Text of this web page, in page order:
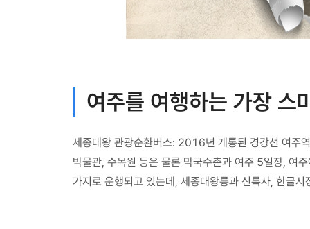
여주를 여행하는 가장 스
세종대왕 관광순환버스: 2016년 개통된 경강선 여주
박물관, 수목원 등은 물론 막국수촌과 여주 5일장, 여
가지로 운행되고 있는데, 세종대왕릉과 신륵사, 한글